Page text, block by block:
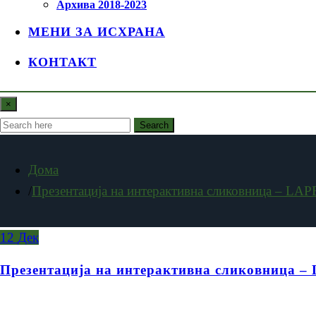
Архива 2018-2023
МЕНИ ЗА ИСХРАНА
КОНТАКТ
×
Search
Дома
Презентација на интерактивна сликовница –
12 Дек
Презентација на интерактивна сликовница –